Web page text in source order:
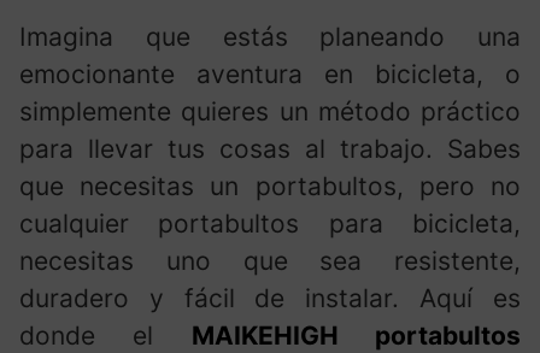
Imagina que estás planeando una
emocionante aventura en bicicleta, o
simplemente quieres un método práctico
para llevar tus cosas al trabajo. Sabes
que necesitas un portabultos, pero no
cualquier portabultos para bicicleta,
necesitas uno que sea resistente,
duradero y fácil de instalar. Aquí es
donde el MAIKEHIGH portabultos